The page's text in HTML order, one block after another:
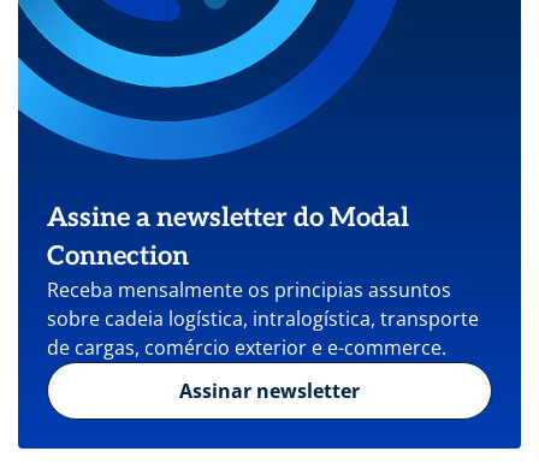
Assine a newsletter do Modal
Connection
Receba mensalmente os principias assuntos
sobre cadeia logística, intralogística, transporte
de cargas, comércio exterior e e-commerce.
Assinar newsletter